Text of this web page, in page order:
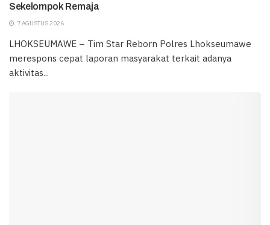
Sekelompok Remaja
7 AGUSTUS 2026
LHOKSEUMAWE – Tim Star Reborn Polres Lhokseumawe
merespons cepat laporan masyarakat terkait adanya
aktivitas...